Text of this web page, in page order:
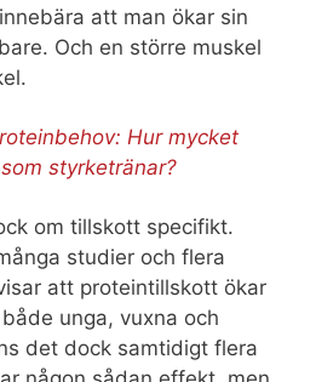
att man ökar sin
Och en större muskel
Hur mycket
styrketränar?
om tillskott specifikt.
studier och flera
att proteintillskott ökar
unga, vuxna och
det dock samtidigt flera